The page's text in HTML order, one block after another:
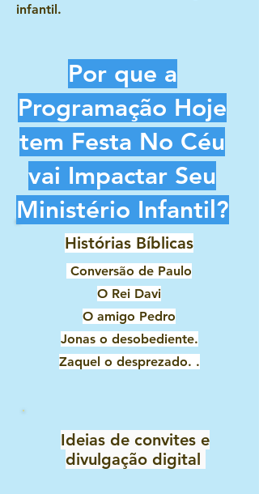
infantil.
Histórias Bíblicas
Conversão de Paulo
O Rei Davi
O amigo Pedro
Jonas o desobediente.
Zaquel o desprezado. .
Ideias de convites e
divulgação digital
Por que a
Programação Hoje
tem Festa No Céu
vai Impactar Seu
Ministério Infantil?